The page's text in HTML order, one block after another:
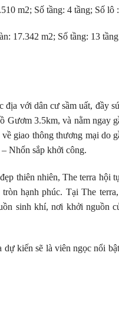
m2; Số tầng: 4 tầng; Số lô
17.342 m2; Số tầng: 13
với dân cư sầm uất, đầy
3.5km, và nằm ngay
giao thông thương mại do
Nhổn sắp khởi công.
thiên nhiên, The terra hội
hạnh phúc. Tại The
sinh khí, nơi khởi nguồn
kiến sẽ là viên ngọc nổi